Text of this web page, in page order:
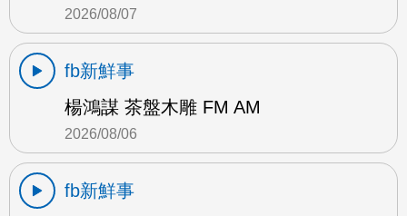
2026/08/07
fb新鮮事
楊鴻謀 茶盤木雕 FM AM
2026/08/06
fb新鮮事